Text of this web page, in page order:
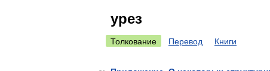
урез
Толкование Перевод Книги